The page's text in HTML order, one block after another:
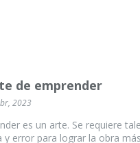
de emprender
2023
es un arte. Se requiere
y error para lograr la obra